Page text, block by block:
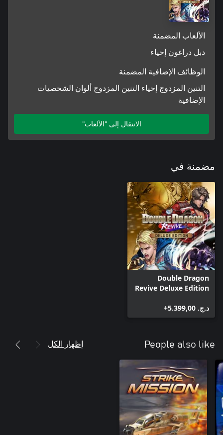
الألعاب المضمنة
دبل دراغون إحياء
الوظائف الإضافية المضمنة
التنين المزدوج إحياء التنين المزدوج ألوان الشخصيات
الإضافية
الانتقال إلى "الألعاب"
مضمنة في
Double Dragon
Revive Deluxe Edition
د.ج.‏ 5.399,00+
People also like إظهار الكل